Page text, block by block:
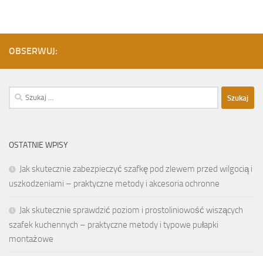
OBSERWUJ:
Szukaj:
OSTATNIE WPISY
Jak skutecznie zabezpieczyć szafkę pod zlewem przed wilgocią i
uszkodzeniami – praktyczne metody i akcesoria ochronne
Jak skutecznie sprawdzić poziom i prostoliniowość wiszących
szafek kuchennych – praktyczne metody i typowe pułapki
montażowe